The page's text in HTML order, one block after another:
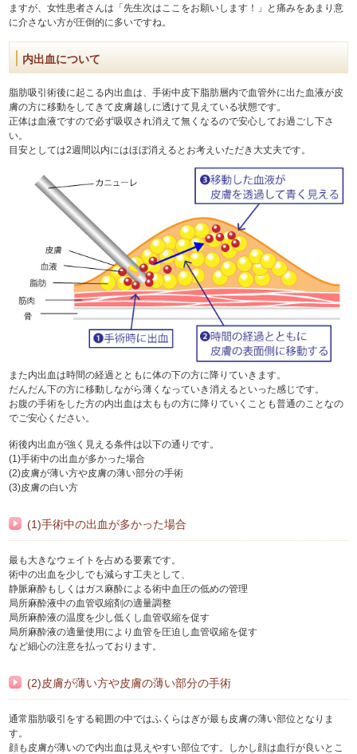
ますが、女性患者さんは「先生次はここをお願いします！」と痛みをあまり意
に介さない方が圧倒的に多いですね。
内出血について
脂肪吸引術後に起こる内出血は、手術中皮下脂肪層内で血管外に出た血液が皮
膚の方に移動をしてきて皮膚越しに透けて見えている状態です。
正体は血液ですので必ず吸収され消えて無くなるので安心してお過ごし下さ
い。
目安としては2週間以内にはほぼ消えるとお考えいただき大丈夫です。
また内出血は時間の経過とともに体の下の方に降りていきます。
だんだん下の方に移動しながら薄くなっていき消えるといった感じです。
お腹の手術をした方の内出血は太ももの方に降りていくことも普通のことなの
でご安心ください。
術後内出血が強く見える条件は以下の通りです。
(1)手術中の出血が多かった場合
(2)皮膚が薄い方や皮膚の薄い部分の手術
(3)皮膚の白い方
(1)手術中の出血が多かった場合
最も大きなウェイトを占める要素です。
術中の出血を少しでも減らす工夫として、
静脈麻酔もしくはガス麻酔による術中血圧の低めの管理
局所麻酔液中の血管収縮剤の適量調整
局所麻酔液の温度を少し低くし血管収縮を促す
局所麻酔液の適量使用により血管を圧迫し血管収縮を促す
など細心の注意を払っております。
(2)皮膚が薄い方や皮膚の薄い部分の手術
通常脂肪吸引をする範囲の中ではふくらはぎが最も皮膚の薄い部位となりま
す。
顔も皮膚が薄いので内出血は見えやすい部位です。しかし顔は血行が良いとこ